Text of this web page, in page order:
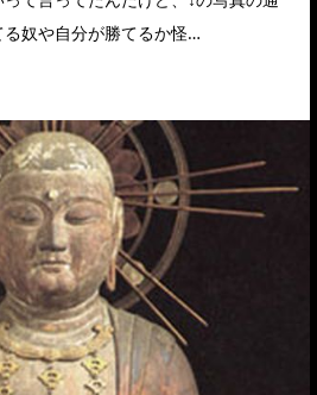
奴や自分が勝てるか怪…